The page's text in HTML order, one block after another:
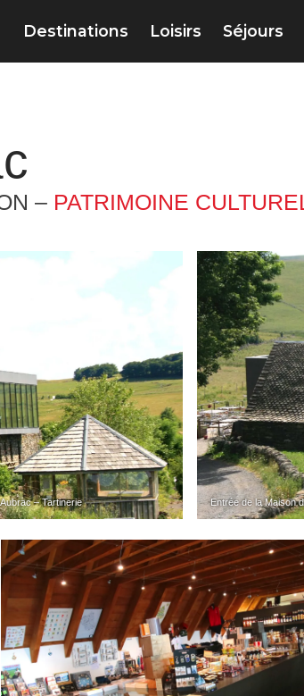
Destinations Loisirs Séjours
– PATRIMOINE
– Tartinerie Entrée de la Maison